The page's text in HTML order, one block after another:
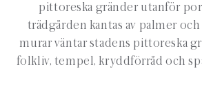
pittoreska gränder utanför
trädgården kantas av palmer
murar väntar stadens pittoreska
folkliv, tempel, kryddförråd och